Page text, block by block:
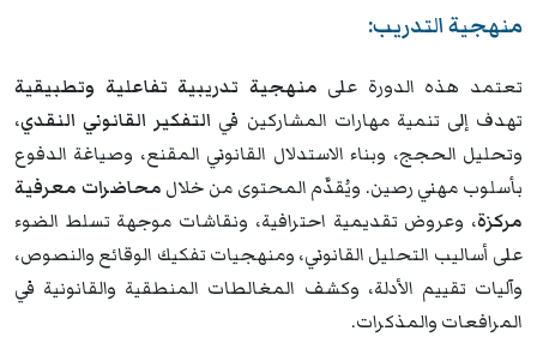
منهجية التدريب:
تعتمد هذه الدورة على منهجية تدريبية تفاعلية وتطبيقية
تهدف إلى تنمية مهارات المشاركين في التفكير القانوني النقدي،
وتحليل الحجج، وبناء الاستدلال القانوني المقنع، وصياغة الدفوع
بأسلوب مهني رصين. ويُقدَّم المحتوى من خلال محاضرات معرفية
مركزة، وعروض تقديمية احترافية، ونقاشات موجهة تسلط الضوء
على أساليب التحليل القانوني، ومنهجيات تفكيك الوقائع والنصوص،
وآليات تقييم الأدلة، وكشف المغالطات المنطقية والقانونية في
المرافعات والمذكرات.